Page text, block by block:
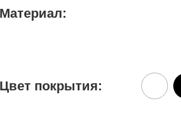
Материал:
Цвет покрытия: